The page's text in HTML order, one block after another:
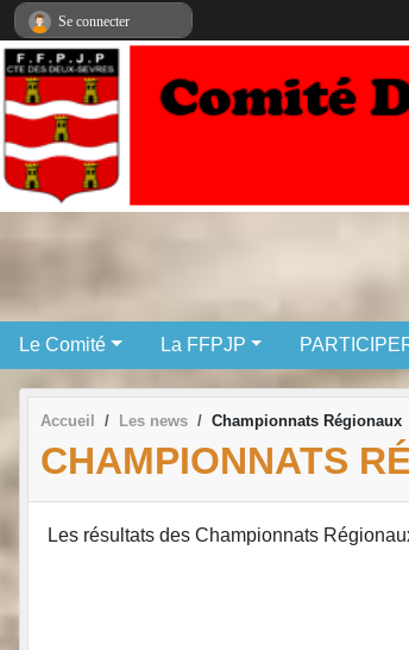
Le Comité La FFPJP
Accueil Les news Championnats Régionaux
CHAMPIONNATS
Les résultats des Championnats
Se connecter
Panneau de gestion des cookies